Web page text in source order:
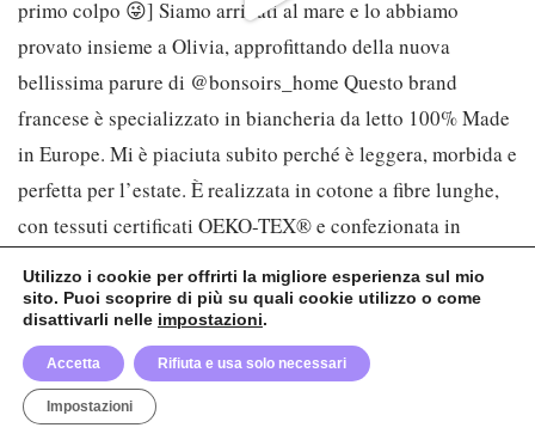
© Biondini Serafino Maria – Partita IVA 13331660012 – CF: BNDMRA74P58Z133T –
Torino
Privacy Policy–Cookie Policy –Modifica permessi cookies
Made with ✨ by
Utilizzo i cookie per offrirti la migliore esperienza sul mio
sito. Puoi scoprire di più su quali cookie utilizzo o come
disattivarli nelle impostazioni.
Accetta Rifiuta e usa solo necessari
Impostazioni